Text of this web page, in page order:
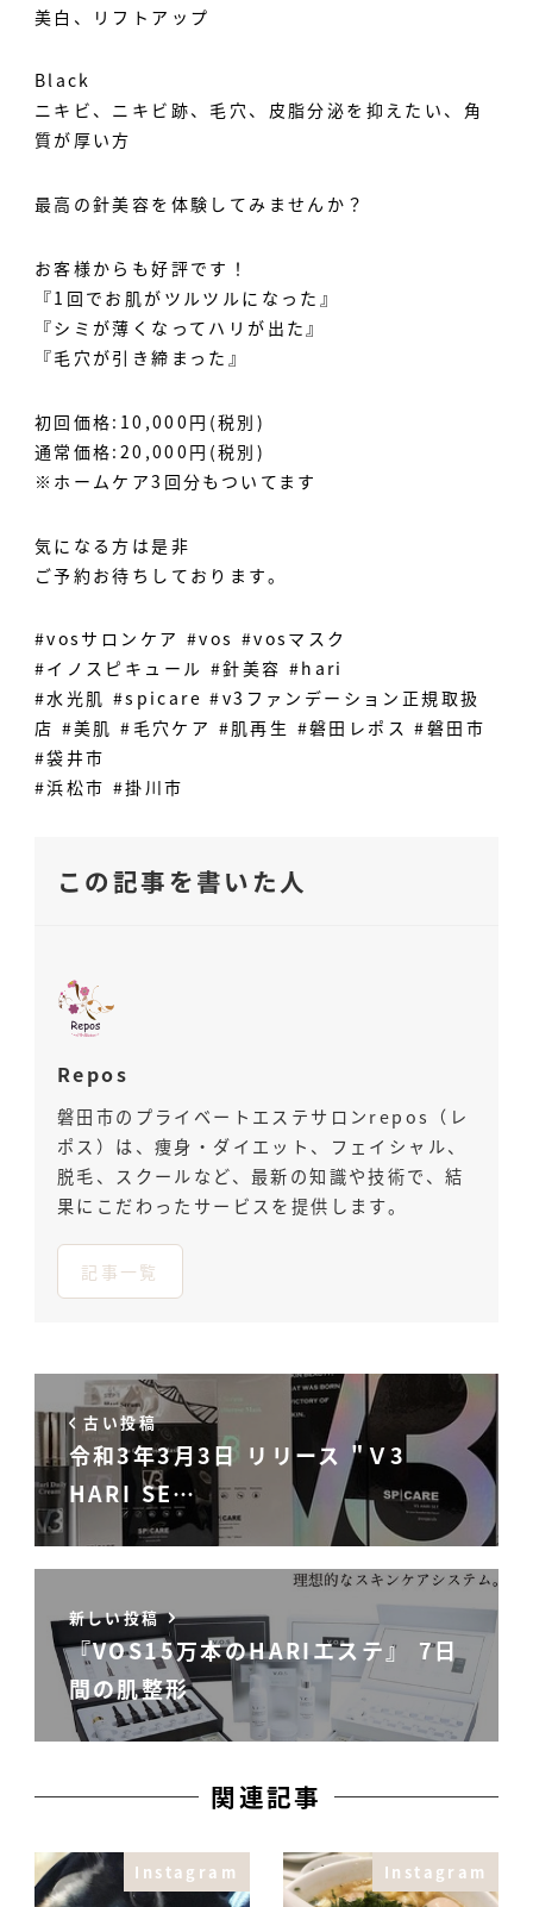
美白、リフトアップ
Black
ニキビ、ニキビ跡、毛穴、皮脂分泌を抑えたい、角
質が厚い方
最高の針美容を体験してみませんか？
お客様からも好評です！
『1回でお肌がツルツルになった』
『シミが薄くなってハリが出た』
『毛穴が引き締まった』
初回価格:10,000円(税別)
通常価格:20,000円(税別)
※ホームケア3回分もついてます
気になる方は是非
ご予約お待ちしております。
#vosサロンケア #vos #vosマスク
#イノスピキュール #針美容 #hari
#水光肌 #spicare #v3ファンデーション正規取扱
店 #美肌 #毛穴ケア #肌再生 #磐田レポス #磐田市
#袋井市
#浜松市 #掛川市
この記事を書いた人
Repos
磐田市のプライベートエステサロンrepos（レ
ポス）は、痩身・ダイエット、フェイシャル、
脱毛、スクールなど、最新の知識や技術で、結
果にこだわったサービスを提供します。
記事一覧
古い投稿
令和3年3月3日 リリース "Ｖ3
HARI SE…
新しい投稿
『VOS15万本のHARIエステ』 7日
間の肌整形
関連記事
Instagram Instagram